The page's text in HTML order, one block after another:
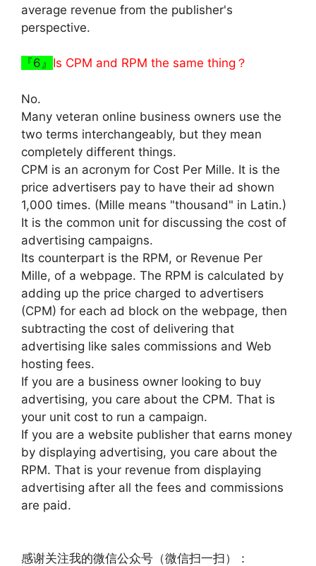
average revenue from the publisher's
perspective.
『6』 Is CPM and RPM the same thing？
No.
Many veteran online business owners use the
two terms interchangeably, but they mean
completely different things.
CPM is an acronym for Cost Per Mille. It is the
price advertisers pay to have their ad shown
1,000 times. (Mille means "thousand" in Latin.)
It is the common unit for discussing the cost of
advertising campaigns.
Its counterpart is the RPM, or Revenue Per
Mille, of a webpage. The RPM is calculated by
adding up the price charged to advertisers
(CPM) for each ad block on the webpage, then
subtracting the cost of delivering that
advertising like sales commissions and Web
hosting fees.
If you are a business owner looking to buy
advertising, you care about the CPM. That is
your unit cost to run a campaign.
If you are a website publisher that earns money
by displaying advertising, you care about the
RPM. That is your revenue from displaying
advertising after all the fees and commissions
are paid.
感谢关注我的微信公众号（微信扫一扫）：